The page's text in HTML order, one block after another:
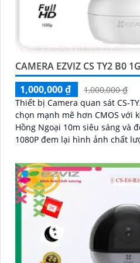
CAMERA EZVIZ CS TY2 B0
1,000,000 ₫
1,000,000 ₫
Thiết bị Camera quan sát CS-
chọn mạnh mẽ hơn CMOS với
Hồng Ngoại 10m siêu sáng và đẹp. Độ phân giải
1080P đem lại hình ảnh chất